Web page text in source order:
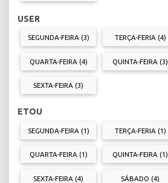
USER
SEGUNDA-FEIRA (3) TERÇA-FERIA (4)
QUARTA-FEIRA (4) QUINTA-FEIRA (3)
SEXTA-FEIRA (3)
ETOU
SEGUNDA-FEIRA (1) TERÇA-FERIA (1)
QUARTA-FEIRA (1) QUINTA-FEIRA (1)
SEXTA-FEIRA (4) SÁBADO (4)